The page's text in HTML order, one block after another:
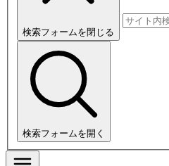
検索フォームを閉じる
検索フォームを開く